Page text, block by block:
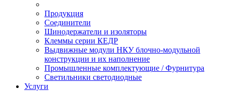
Продукция
Соединители
Шинодержатели и изоляторы
Клеммы серии КЕДР
Выдвижные модули НКУ блочно-модульной
конструкции и их наполнение
Промышленные комплектующие / Фурнитура
Светильники светодиодные
Услуги